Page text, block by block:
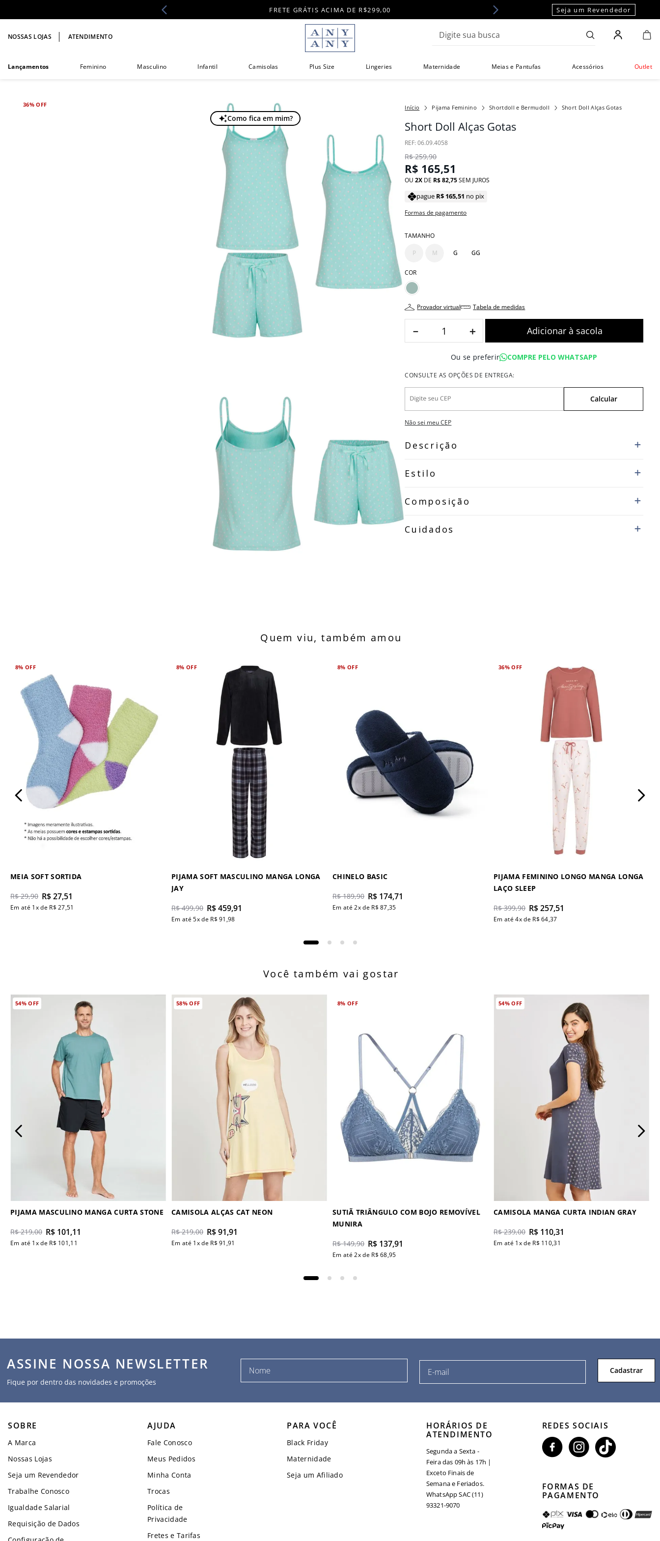
FRETE GRÁTIS ACIMA DE R$299,00 Seja um Revendedor
NOSSAS LOJAS ATENDIMENTO
Lançamentos Feminino Masculino Infantil Camisolas Plus Size Lingeries Maternidade Meias e Pantufas Acessórios Outlet
Como fica em mim?
36%OFF Pijama Feminino Shortdoll e Bermudoll Short Doll Alças Gotas
Short Doll Alças Gotas
:06.09.4058
R$ 259,90
R$ 165,51
OU2 DE R$82,75SEM JUROS
pague R$ 165,51 no pix
Formas de pagamento
TAMANHO
P M G GG
COR
provador virtual tabela de medidas
＋
－
Ou se preferir COMPRE PELO WHATSAPP
Não sei meu CEP
Descrição
Estilo
Composição
Cuidados
Quem viu, também amou
8% OFF
MEIA SOFT SORTIDA
R$ 29,90 R$27,51
Em até 1x de R$ 27,51
8% OFF
PIJAMA SOFT MASCULINO MANGA LONGA
JAY
R$ 499,90 R$459,91
Em até5x de R$ 91 ,98
8% OFF
CHINELO BASIC
R$ 189,90 R$ 174,71
Em até2x de R$ 87,35
36%OFF
PIJAMA FEMININO LONGO MANGA LONGA
LAÇO SLEEP
R$ 399,90 R$257,51
Em até4x de R$ 64,37
Você também vai gostar
54%OFF
PIJAMA MASCULINO MANGA CURTA STONE
R$ 219,00 R$ 101,11
Em até 1x de R$ 101,11
58%OFF
CAMISOLA ALÇAS CAT NEON
R$ 219,00 R$91,91
Em até 1x de R$ 91 ,91
8% OFF
SUTIÃ TRIÂNGULO COM BOJO REMOVÍVEL
MUNIRA
R$ 149,90 R$ 137,91
Em até2x de R$ 68,95
54%OFF
CAMISOLA MANGA CURTA INDIAN GRAY
R$ 239,00 R$ 110,31
Em até 1x de R$ 110,31
ASSINE NOSSA NEWSLETTER
Fique por dentro das novidades e promoções
Cadastrar
SOBRE
A Marca
Nossas Lojas
Seja um Revendedor
Trabalhe Conosco
Igualdade Salarial
Requisição de Dados
AJUDA
Fale Conosco
Meus Pedidos
Minha Conta
Trocas
Política de
Privacidade
Fretes e Tarifas
PARA VOCÊ
Black Friday
Maternidade
Seja um Afiliado
HORÁRIOS DE
ATENDIMENTO
Segunda a Sexta -
Feira das 09h às 17h |
Exceto Finais de
Semana e Feriados.
WhatsApp SAC (11)
93321-9070
REDES SOCIAIS
FORMAS DE
PAGAMENTO